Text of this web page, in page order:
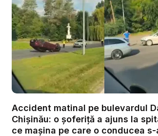
Accident matinal pe bulevardul
Chișinău: o șoferiță a ajuns la
ce mașina pe care o conducea s-